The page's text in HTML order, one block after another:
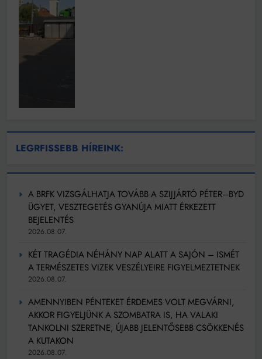
LEGRFISSEBB HÍREINK:
A BRFK VIZSGÁLHATJA TOVÁBB A SZIJJÁRTÓ PÉTER–BYD
ÜGYET, VESZTEGETÉS GYANÚJA MIATT ÉRKEZETT
BEJELENTÉS
2026.08.07.
KÉT TRAGÉDIA NÉHÁNY NAP ALATT A SAJÓN – ISMÉT
A TERMÉSZETES VIZEK VESZÉLYEIRE FIGYELMEZTETNEK
2026.08.07.
AMENNYIBEN PÉNTEKET ÉRDEMES VOLT MEGVÁRNI,
AKKOR FIGYELJÜNK A SZOMBATRA IS, HA VALAKI
TANKOLNI SZERETNE, ÚJABB JELENTŐSEBB CSÖKKENÉS
A KUTAKON
2026.08.07.